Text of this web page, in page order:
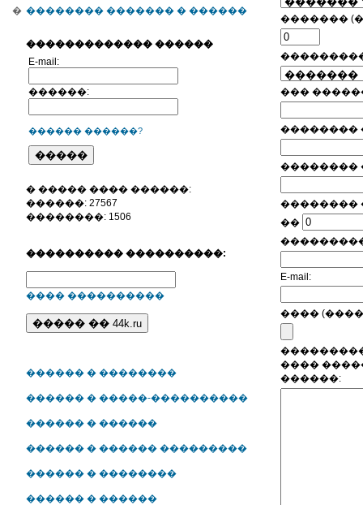
� �������� ������� � ������
������������� ������
E-mail:
������:
������ ������?
� ����� ���� ������:
������: 27567
��������: 1506
���������� ����������:
���� ����������
������ � ��������
������ � �����-����������
������ � ������
������ � ������ ���������
������ � ��������
������ � ������
�������
���
��������
��������
��������
��
E-mail:
����
����
������: